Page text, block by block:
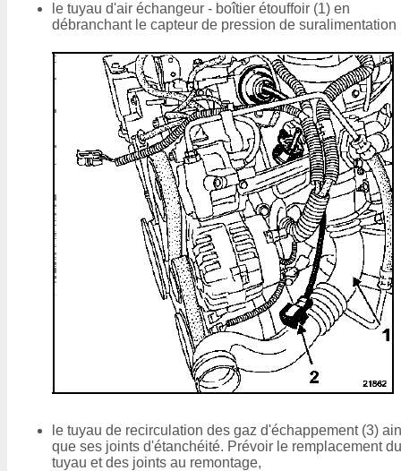
le tuyau d'air échangeur - boîtier étouffoir (1) en
débranchant le capteur de pression de suralimentation
le tuyau de recirculation des gaz d'échappement (3)
que ses joints d'étanchéité. Prévoir le remplacement du
tuyau et des joints au remontage,